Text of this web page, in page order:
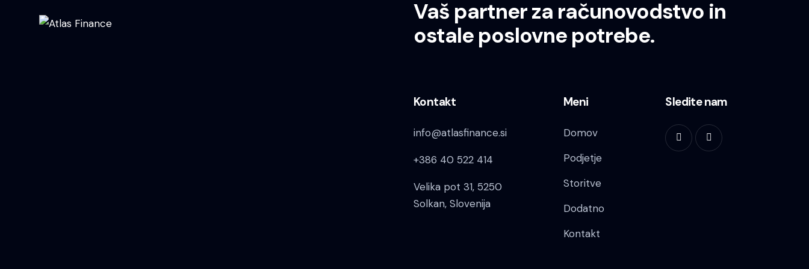
Vaš partner za računovodstvo in
ostale poslovne potrebe.
Kontakt
info@atlasfinance.si
+386 40 522 414
Velika pot 31, 5250
Solkan, Slovenija
Meni
Domov
Podjetje
Storitve
Dodatno
Kontakt
Sledite nam